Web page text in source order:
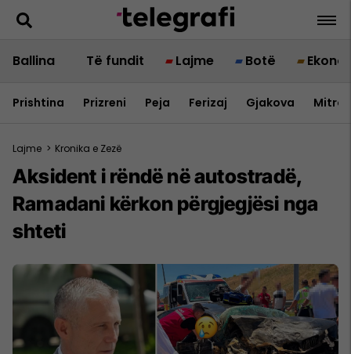
Ballina Të fundit Lajme Botë
Prishtina Prizreni Peja Ferizaj Gjakova
Lajme > Kronika e Zezë
Aksident i rëndë në autostradë,
Ramadani kërkon përgjegjësi nga
shteti